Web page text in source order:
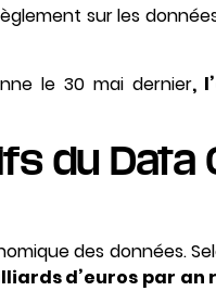
sur les
le 30 mai dernier,
du Data
des données.
d’euros par